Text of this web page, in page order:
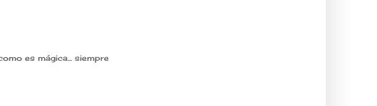
es mágica... siempre